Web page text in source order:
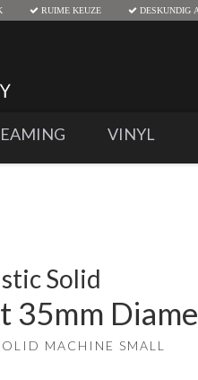
RUIME KEUZE DESKUNDIG
VINYL
Solid
35mm
MACHINE SMALL